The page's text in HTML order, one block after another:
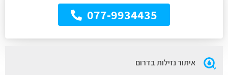
077-9934435
איתור נזילות בדרום